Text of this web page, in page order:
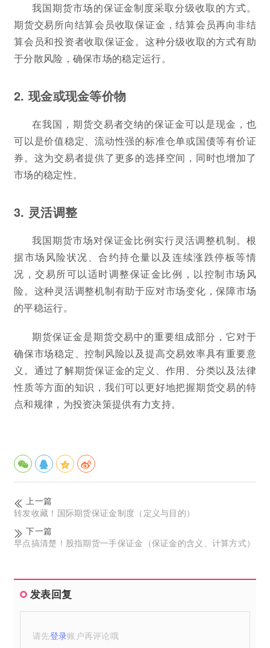
我国期货市场的保证金制度采取分级收取的方式。
期货交易所向结算会员收取保证金，结算会员再向非结
算会员和投资者收取保证金。这种分级收取的方式有助
于分散风险，确保市场的稳定运行。
2. 现金或现金等价物
在我国，期货交易者交纳的保证金可以是现金，也
可以是价值稳定、流动性强的标准仓单或国债等有价证
券。这为交易者提供了更多的选择空间，同时也增加了
市场的稳定性。
3. 灵活调整
我国期货市场对保证金比例实行灵活调整机制。根
据市场风险状况、合约持仓量以及连续涨跌停板等情
况，交易所可以适时调整保证金比例，以控制市场风
险。这种灵活调整机制有助于应对市场变化，保障市场
的平稳运行。
期货保证金是期货交易中的重要组成部分，它对于
确保市场稳定、控制风险以及提高交易效率具有重要意
义。通过了解期货保证金的定义、作用、分类以及法律
性质等方面的知识，我们可以更好地把握期货交易的特
点和规律，为投资决策提供有力支持。
上一篇
转发收藏！国际期货保证金制度（定义与目的）
下一篇
早点搞清楚！股指期货一手保证金（保证金的含义、计算方式）
发表回复
请先登录账户再评论哦